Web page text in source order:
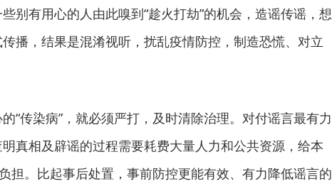
别有用心的人由此嗅到“趁火打劫”的机会，造谣传谣，想
播，结果是混淆视听，扰乱疫情防控，制造恐慌、对立
“传染病”，就必须严打，及时清除治理。对付谣言最有力
真相及辟谣的过程需要耗费大量人力和公共资源，给本
担。比起事后处置，事前防控更能有效、有力降低谣言的